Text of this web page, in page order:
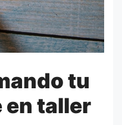
tu
taller